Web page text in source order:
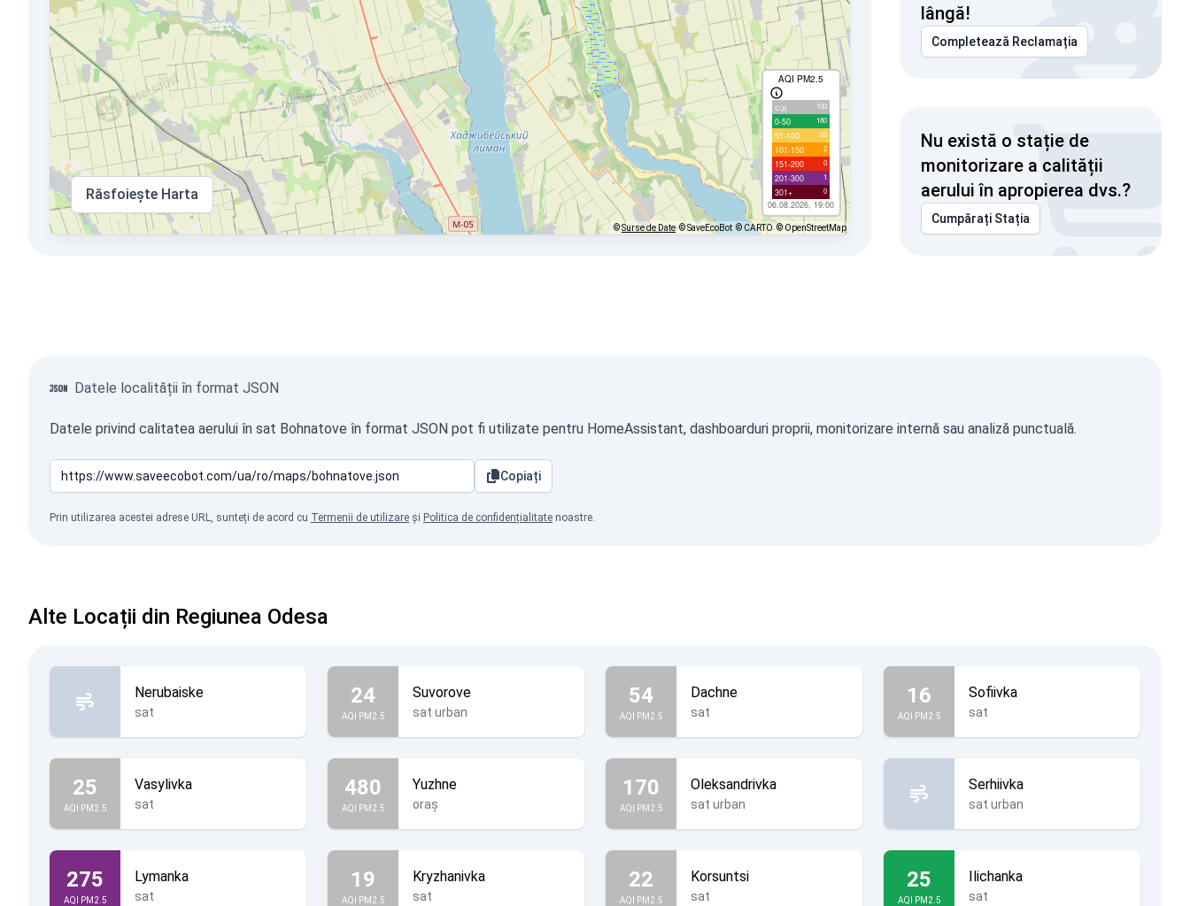
AQI PM2.5
с/д 100
0-50 180
51-100 66
101-150 2
151-200 0
201-300 1
301+ 0
06.08.2026, 19:00
Răsfoiește Harta
©Surse de Date © SaveEcoBot © CARTO © OpenStreetMap
lângă!
Completează Reclamația
Nu există o stație de
monitorizare a calității
aerului în apropierea dvs.?
Cumpărați Stația
Datele localității în format JSON
Datele privind calitatea aerului în sat Bohnatove în format JSON pot fi utilizate pentru HomeAssistant, dashboarduri proprii, monitorizare internă sau analiză punctuală.
Copiați
Prin utilizarea acestei adrese URL, sunteți de acord cu Termenii de utilizare și Politica de confidențialitate noastre.
Alte Locații din Regiunea Odesa
Nerubaiske
sat
24
AQI PM2.5
Suvorove
sat urban
54
AQI PM2.5
Dachne
sat
16
AQI PM2.5
Sofiivka
sat
25
AQI PM2.5
Vasylivka
sat
480
AQI PM2.5
Yuzhne
oraș
170
AQI PM2.5
Oleksandrivka
sat urban
Serhiivka
sat urban
275
AQI PM2.5
Lymanka
sat
19
AQI PM2.5
Kryzhanivka
sat
22
AQI PM2.5
Korsuntsi
sat
25
AQI PM2.5
Ilichanka
sat